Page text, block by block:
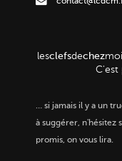
lesclefsdechezmoi
C'est
… si jamais il y a un
à suggérer, n'hésitez
promis, on vous lira.